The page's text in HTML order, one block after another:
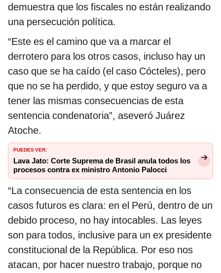
demuestra que los fiscales no están realizando
una persecución política.
“Este es el camino que va a marcar el
derrotero para los otros casos, incluso hay un
caso que se ha caído (el caso Cócteles), pero
que no se ha perdido, y que estoy seguro va a
tener las mismas consecuencias de esta
sentencia condenatoria”, aseveró Juárez
Atoche.
PUEDES VER:
Lava Jato: Corte Suprema de Brasil anula todos los
procesos contra ex ministro Antonio Palocci
“La consecuencia de esta sentencia en los
casos futuros es clara: en el Perú, dentro de un
debido proceso, no hay intocables. Las leyes
son para todos, inclusive para un ex presidente
constitucional de la República. Por eso nos
atacan, por hacer nuestro trabajo, porque no